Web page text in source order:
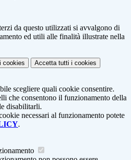
da questo utilizzati si avvalgono di
ed utili alle finalità illustrate nella
i cookies Accetta tutti i cookies
scegliere quali cookie consentire.
che consentono il funzionamento della
disabilitarli.
necessari al funzionamento potete
.